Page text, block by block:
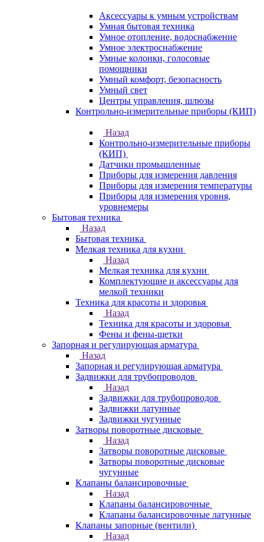
Аксессуары к умным устройствам
Умная бытовая техника
Умное отопление, водоснабжение
Умное электроснабжение
Умные колонки, голосовые
помощники
Умный комфорт, безопасность
Умный свет
Центры управления, шлюзы
Контрольно-измерительные приборы (КИП)
Назад
Контрольно-измерительные приборы
(КИП)
Датчики промышленные
Приборы для измерения давления
Приборы для измерения температуры
Приборы для измерения уровня,
уровнемеры
Бытовая техника
Назад
Бытовая техника
Мелкая техника для кухни
Назад
Мелкая техника для кухни
Комплектующие и аксессуары для
мелкой техники
Техника для красоты и здоровья
Назад
Техника для красоты и здоровья
Фены и фены-щетки
Запорная и регулирующая арматура
Назад
Запорная и регулирующая арматура
Задвижки для трубопроводов
Назад
Задвижки для трубопроводов
Задвижки латунные
Задвижки чугунные
Затворы поворотные дисковые
Назад
Затворы поворотные дисковые
Затворы поворотные дисковые
чугунные
Клапаны балансировочные
Назад
Клапаны балансировочные
Клапаны балансировочные латунные
Клапаны запорные (вентили)
Назад